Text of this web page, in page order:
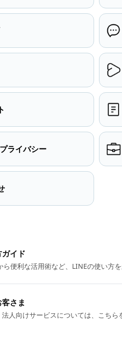
ライバシー
イド
ら便利な活用術など、LINEの使い方
さま
人向けサービスについては、こちら